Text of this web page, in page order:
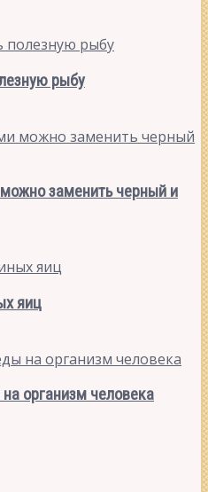
рыбу
заменить черный и
яиц
организм человека